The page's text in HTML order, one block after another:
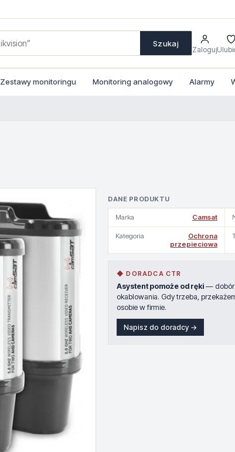
Szukaj
Zaloguj
Zestawy monitoringu Monitoring analogowy Alarmy
DANE PRODUKTU
Marka Camsat
Kategoria
Ochrona
przepieciowa
◆ DORADCA CTR
Asystent pomoże od ręki — dobór
okablowania. Gdy trzeba,
osobie w firmie.
Napisz do doradcy →